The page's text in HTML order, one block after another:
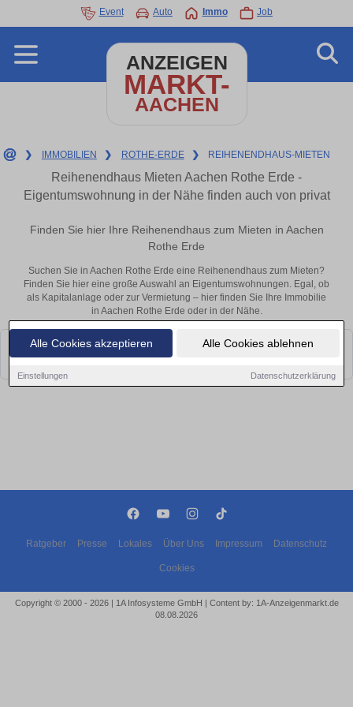
Alle Cookies akzeptieren Alle Cookies ablehnen
Einstellungen Datenschutzerklärung
Event Auto Immo Job
ANZEIGEN
MARKT-
AACHEN
❯ IMMOBILIEN ❯ ROTHE-ERDE ❯ REIHENENDHAUS-MIETEN
Reihenendhaus Mieten Aachen Rothe Erde -
Eigentumswohnung in der Nähe finden auch von privat
Finden Sie hier Ihre Reihenendhaus zum Mieten in Aachen
Rothe Erde
Suchen Sie in Aachen Rothe Erde eine Reihenendhaus zum Mieten?
Finden Sie hier eine große Auswahl an Eigentumswohnungen. Egal, ob
als Kapitalanlage oder zur Vermietung – hier finden Sie Ihre Immobilie
in Aachen Rothe Erde oder in der Nähe.
Leider konnten wir derzeit keine passenden Objekte finden. Schauen Sie
bald wieder vorbei!
Ratgeber Presse Lokales Über Uns Impressum Datenschutz
Cookies
Copyright © 2000 - 2026 | 1A Infosysteme GmbH | Content by: 1A-Anzeigenmarkt.de
08.08.2026